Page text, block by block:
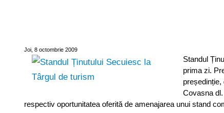
Joi, 8 octombrie 2009
Standul
prima zi.
Covasna
respectiv oportunitatea oferită de amenajarea unui stand